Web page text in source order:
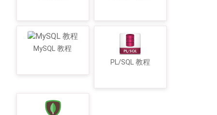
MySQL 教程
PL/SQL 教程